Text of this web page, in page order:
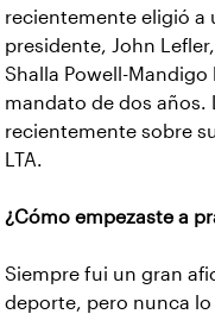
recientemente eligió a
presidente, John
Shalla Powell-Mandigo
mandato de dos años.
recientemente sobre
LTA.
¿Cómo empezaste a
Siempre fui un gran
deporte, pero nunca